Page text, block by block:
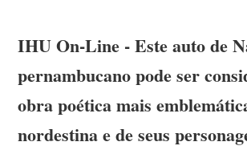
IHU On-Line - Este auto de
pernambucano pode ser
obra poética mais
nordestina e de seus